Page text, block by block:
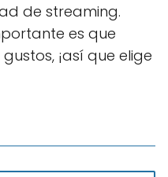
de streaming.
es que
¡así que elige